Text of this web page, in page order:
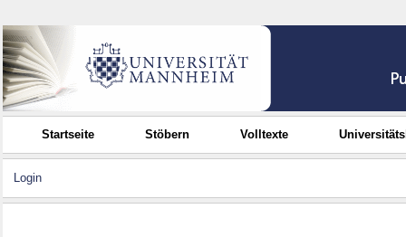
Startseite Stöbern Volltexte
Login